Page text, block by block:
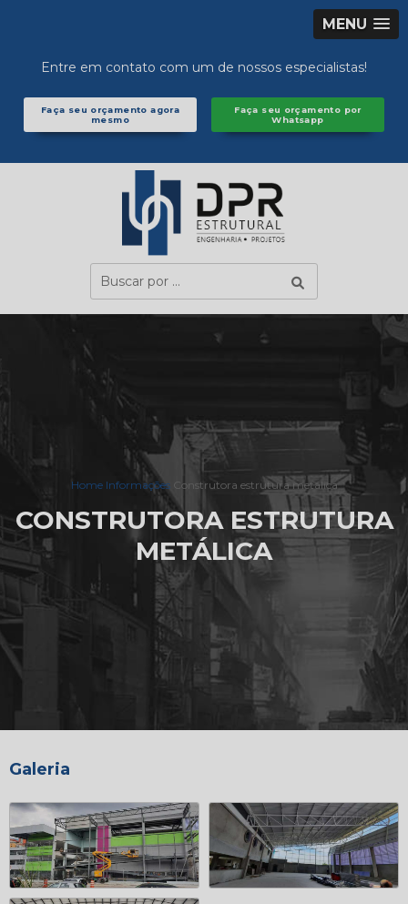
MENU
Entre em contato com um de nossos especialistas!
Faça seu orçamento agora
mesmo
Faça seu orçamento por
Whatsapp
Home Informações Construtora estrutura metálica
CONSTRUTORA ESTRUTURA
METÁLICA
Galeria